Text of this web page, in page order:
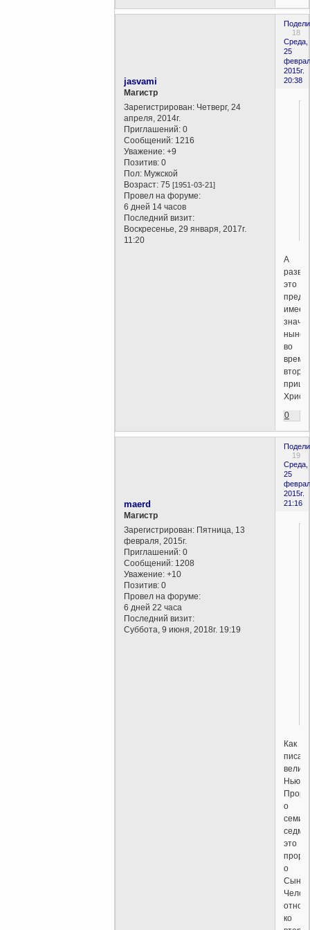
18
Среда,
25
2015г.
20:38
jasvami
Магистр
Зарегистрирован: Четверг, 24
апреля, 2014г.
Приглашений: 0
Сообщений: 1216
Уважение: +9
Позитив: 0
Пол: Мужской
Возраст: 75[1951-03-21]
Провел на форуме:
6 дней 14 часов
Последний визит:
Воскресенье, 29 января, 2017г.
11:20
А
разве
это
имеет
ныне,
во
время
0
19
Среда,
25
2015г.
21:16
maerd
Магистр
Зарегистрирован: Пятница, 13
февраля, 2015г.
Приглашений: 0
Сообщений: 1208
Уважение: +10
Позитив: 0
Провел на форуме:
6 дней 22 часа
Последний визит:
Суббота, 9 июня, 2018г. 19:19
Как
писал
о
это
о
Сыне
ко